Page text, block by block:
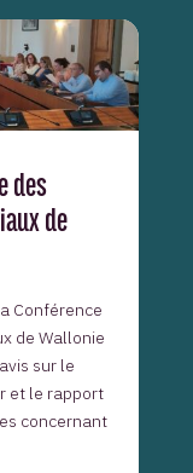
des
de
Conférence
de Wallonie
sur le
et le rapport
concernant